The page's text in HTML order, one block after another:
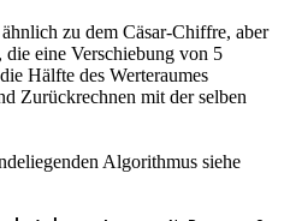
zu dem Cäsar-Chiffre, aber
eine Verschiebung von 5
Hälfte des Werteraumes
Zurückrechnen mit der selben
Algorithmus siehe